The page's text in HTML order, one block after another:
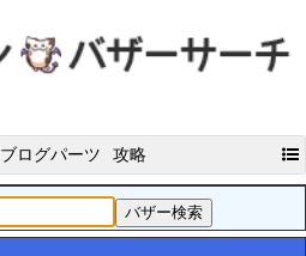
ブログパーツ 攻略